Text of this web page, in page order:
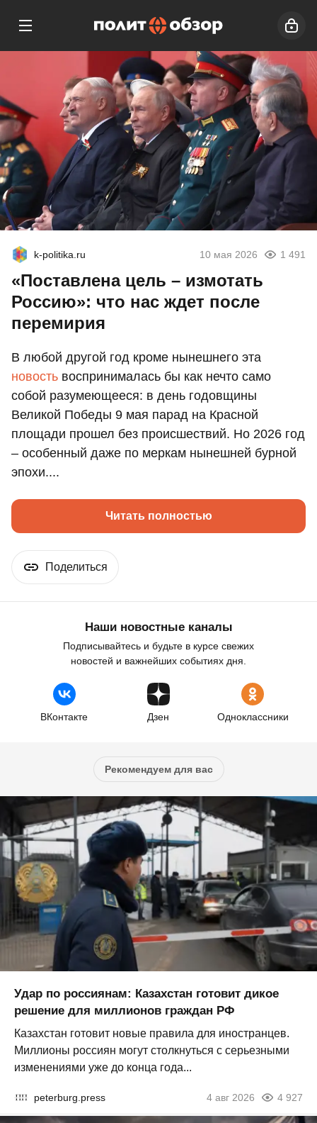
k-politika.ru 10 мая 2026 1 491
«Поставлена цель – измотать
Россию»: что нас ждет после
перемирия
В любой другой год кроме нынешнего эта
новость воспринималась бы как нечто само
собой разумеющееся: в день годовщины
Великой Победы 9 мая парад на Красной
площади прошел без происшествий. Но 2026 год
– особенный даже по меркам нынешней бурной
эпохи....
Читать полностью
Поделиться
Наши новостные каналы
Подписывайтесь и будьте в курсе свежих
новостей и важнейших событиях дня.
ВКонтакте Дзен Одноклассники
Рекомендуем для вас
Удар по россиянам: Казахстан готовит дикое
решение для миллионов граждан РФ
Казахстан готовит новые правила для иностранцев.
Миллионы россиян могут столкнуться с серьезными
изменениями уже до конца года...
peterburg.press 4 авг 2026 4 927